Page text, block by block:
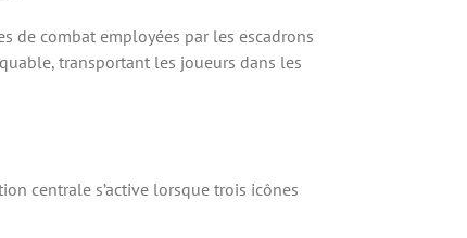
de combat employées par les escadrons
transportant les joueurs dans les
centrale s’active lorsque trois icônes